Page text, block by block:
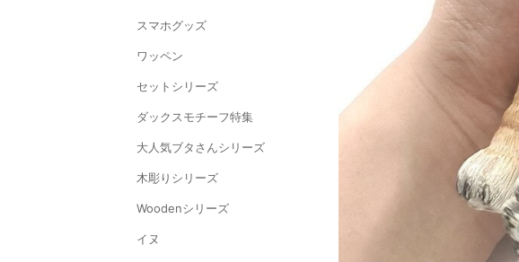
スマホグッズ
ワッペン
セットシリーズ
ダックスモチーフ特集
大人気ブタさんシリーズ
木彫りシリーズ
Woodenシリーズ
イヌ